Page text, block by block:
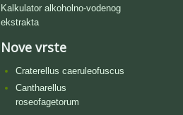
Kalkulator alkoholno-vodenog
ekstrakta
Nove vrste
Craterellus caeruleofuscus
Cantharellus
roseofagetorum